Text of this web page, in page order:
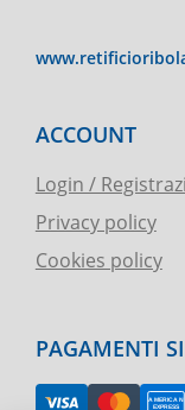
ACCOUNT
Login /
Privacy policy
Cookies policy
PAGAMENTI